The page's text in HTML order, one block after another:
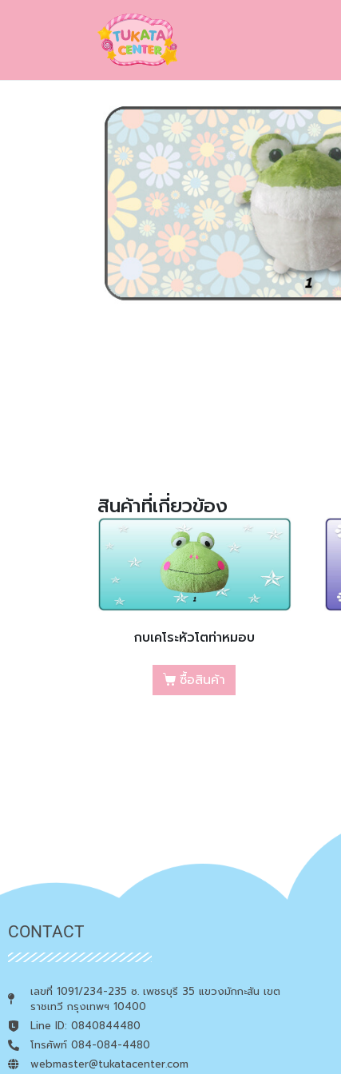
สินค้าที่เกี่ยวข้อง
กบเคโระหัวโตท่าหมอบ
ซื้อสินค้า
CONTACT
เลขที่ 1091/234-235 ซ. เพชรบุรี 35 แขวงมักกะสัน เขต
ราชเทวี กรุงเทพฯ 10400
Line ID: 0840844480
โทรศัพท์ 084-084-4480
webmaster@tukatacenter.com